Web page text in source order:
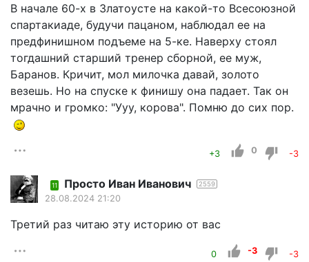
В начале 60-х в Златоусте на какой-то Всесоюзной
спартакиаде, будучи пацаном, наблюдал ее на
предфинишном подъеме на 5-ке. Наверху стоял
тогдашний старший тренер сборной, ее муж,
Баранов. Кричит, мол милочка давай, золото
везешь. Но на спуске к финишу она падает. Так он
мрачно и громко: "Ууу, корова". Помню до сих пор.
+3 0 -3
11 Просто Иван Иванович 2559
28.08.2024 21:20
Третий раз читаю эту историю от вас
0 -3 -3